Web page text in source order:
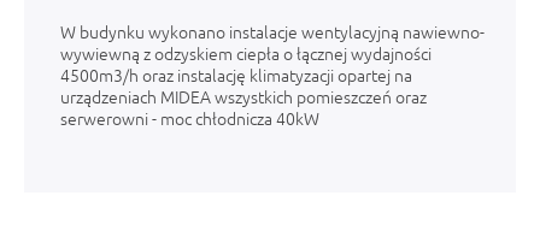
W budynku wykonano instalacje wentylacyjną nawiewno-
wywiewną z odzyskiem ciepła o łącznej wydajności
4500m3/h oraz instalację klimatyzacji opartej na
urządzeniach MIDEA wszystkich pomieszczeń oraz
serwerowni - moc chłodnicza 40kW